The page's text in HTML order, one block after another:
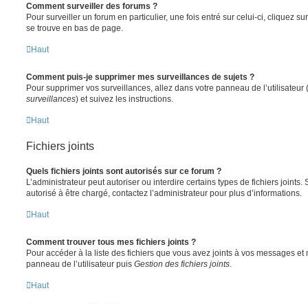
Comment surveiller des forums ?
Pour surveiller un forum en particulier, une fois entré sur celui-ci, cliquez
se trouve en bas de page.
Haut
Comment puis-je supprimer mes surveillances de sujets ?
Pour supprimer vos surveillances, allez dans votre panneau de l’utilisateur
surveillances) et suivez les instructions.
Haut
Fichiers joints
Quels fichiers joints sont autorisés sur ce forum ?
L’administrateur peut autoriser ou interdire certains types de fichiers joints.
autorisé à être chargé, contactez l’administrateur pour plus d’informations.
Haut
Comment trouver tous mes fichiers joints ?
Pour accéder à la liste des fichiers que vous avez joints à vos messages
panneau de l’utilisateur puis Gestion des fichiers joints
Haut